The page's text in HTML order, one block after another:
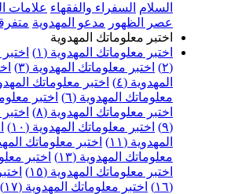
السفراء والفقهاء علامات الظهور عصر
مدعو المهدوية متفرقة جميع
معلوماتك المهدوية
معلوماتك المهدوية (١)
اختبر معلوماتك
اختبر معلوماتك المهدوية (٣)
اختبر معلوماتك
اختبر معلوماتك المهدوية (٥)
اختبر
المهدوية (٦)
اختبر معلوماتك المهدوية (٧)
معلوماتك المهدوية (٨)
اختبر معلوماتك
اختبر معلوماتك المهدوية (١٠)
اختبر معلوماتك
اختبر معلوماتك المهدوية (١٢)
المهدوية (١٣)
اختبر معلوماتك المهدوية
معلوماتك المهدوية (١٥)
اختبر معلوماتك
اختبر معلوماتك المهدوية (١٧)
اختبر معلوماتك